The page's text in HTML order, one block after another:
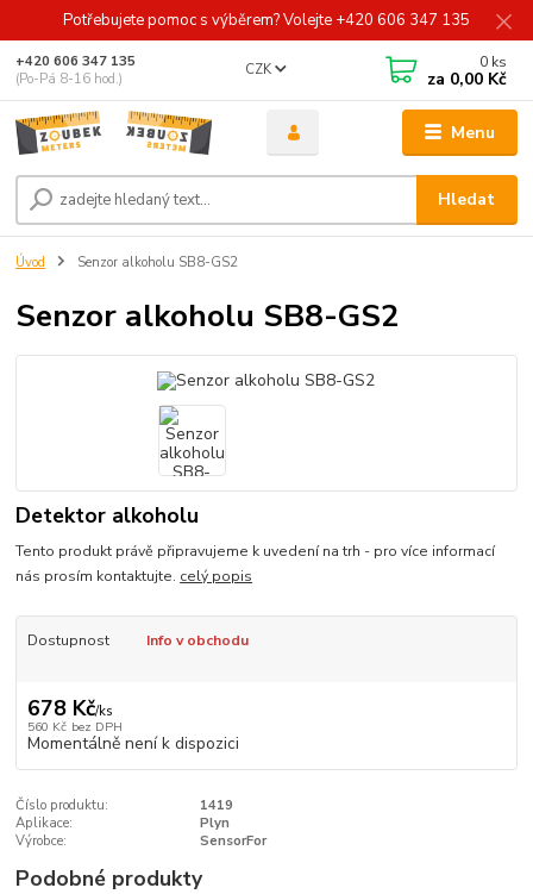
Potřebujete pomoc s výběrem? Volejte +420 606 347 135
Menu
CZK
Hledat
+420 606 347 135
(Po-Pá 8-16 hod.)
0 ks
za 0,00 Kč
Úvod Senzor alkoholu SB8-GS2
Senzor alkoholu SB8-GS2
Detektor alkoholu
Tento produkt právě připravujeme k uvedení na trh - pro více informací
nás prosím kontaktujte. celý popis
Dostupnost Info v obchodu
678 Kč/ks
560 Kč bez DPH
Momentálně není k dispozici
Číslo produktu:
1419
Aplikace:
Plyn
Výrobce:
SensorFor
Podobné produkty